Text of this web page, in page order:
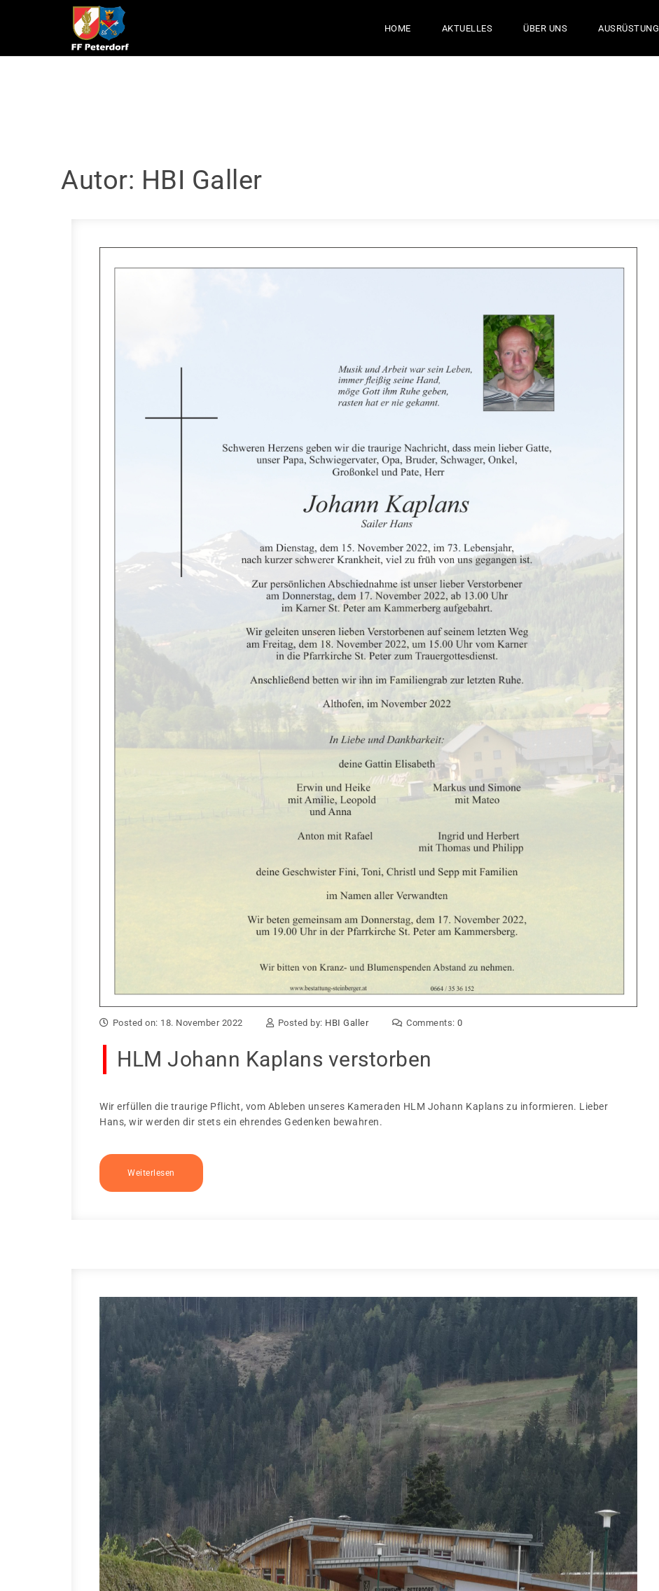
HOME
AKTUELLES ÜBER UNS AUSRÜSTUNG
Autor: HBI Galler
Posted on: 18. November 2022 Posted by: HBI Galler Comments: 0
HLM Johann Kaplans verstorben
Wir erfüllen die traurige Pflicht, vom Ableben unseres Kameraden HLM Johann Kaplans zu informieren. Lieber
Hans, wir werden dir stets ein ehrendes Gedenken bewahren.
Weiterlesen